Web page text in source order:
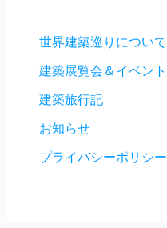
世界建築巡りについて
建築展覧会＆イベント
建築旅行記
お知らせ
プライバシーポリシー